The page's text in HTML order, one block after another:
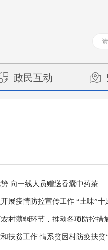
政民互动
向一线人员赠送香囊中药茶
展疫情防控宣传工作 “土味”十
村薄弱环节，推动各项防控措
扶贫工作 情系贫困村防疫扶贫